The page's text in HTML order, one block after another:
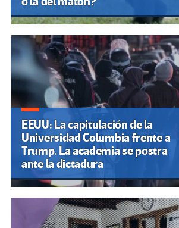
EEUU: La capitulación de la
Universidad Columbia frente a
Trump. La academia se postra
ante la dictadura